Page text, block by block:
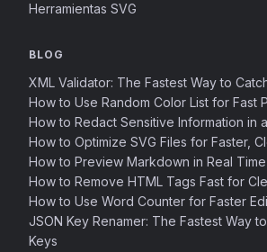
Herramientas SVG
BLOG
XML Validator: The Fastest Way to
How to Use Random Color List for Fast
How to Redact Sensitive Information in
How to Optimize SVG Files for Faster,
How to Preview Markdown in Real Time
How to Remove HTML Tags Fast for
How to Use Word Counter for Faster
JSON Key Renamer: The Fastest Way
Keys